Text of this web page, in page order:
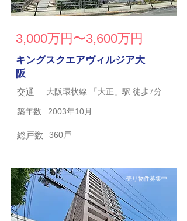
3,000万円〜3,600万円
キングスクエアヴィルジア大
阪
交通 大阪環状線 「大正」駅 徒歩7分
築年数 2003年10月
総戸数 360戸
売り物件募集中